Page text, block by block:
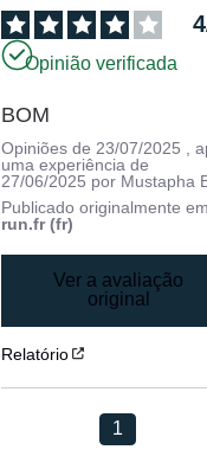
4
Opinião verificada
BOM
Opiniões de 23/07/2025
,
uma experiência de
27/06/2025 por Mustapha
Publicado originalmente
run.fr (fr)
Ver a avaliação
original
Relatório
1